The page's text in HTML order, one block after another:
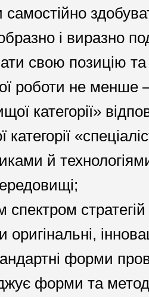
і виразно
свою позицію
роботи не менше
категорії»
категорії
й
спектром
форми
форми та